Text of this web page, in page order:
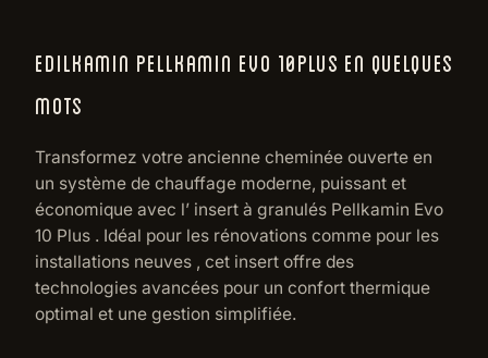
EDILKAMIN PELLKAMIN EVO 10PLUS EN QUELQUES
MOTS
Transformez votre ancienne cheminée ouverte en
un système de chauffage moderne, puissant et
économique avec l’ insert à granulés Pellkamin Evo
10 Plus . Idéal pour les rénovations comme pour les
installations neuves , cet insert offre des
technologies avancées pour un confort thermique
optimal et une gestion simplifiée.